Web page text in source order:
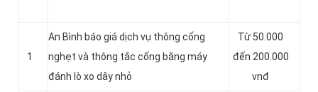
1
An Bình báo giá dịch vụ thông cống
nghẹt và thông tắc cống bằng máy
đánh lò xo dây nhỏ
Từ 50.000
đến 200.000
vnđ